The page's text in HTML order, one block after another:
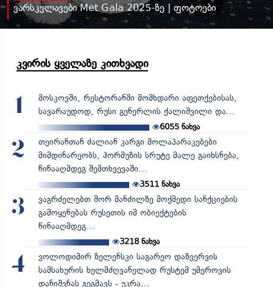
ვარსკვლავები Met Gala 2025-ზე | ფოტოები
კვირის ყველაზე კითხვადი
1
მოსკოვში, რესტორანში მომხდარი აფეთქებისას,
სავარაუდოდ, რუსი გენერლის ქალიშვილი და...
6055 ნახვა
2
თეირანთან ძალიან კარგი მოლაპარაკებები
მიმდინარეობს, ჰორმუზის სრუტე მალე გაიხსნება,
წინააღმდეგ შემთხვევაში...
3511ნახვა
3
ვაგრძელებთ შორ მანძილზე მოქმედი სანქციების
გამოყენებას რუსეთის იმ ობიექტების
წინააღმდეგ...
3218ნახვა
4
ვოლოდიმირ ზელენსკი საგარეო დაზვერვის
სამსახურის ხელმძღვანელად რუსტემ უმეროვის
დანიშვნას გეგმავს - უკრა...